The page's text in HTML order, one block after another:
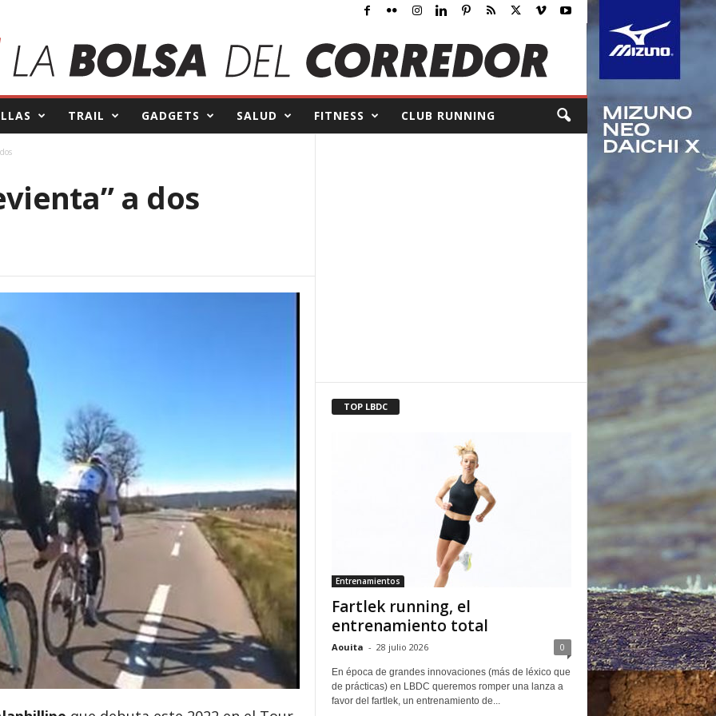
TRAIL GADGETS SALUD FITNESS CLUB RUNNING
a dos
TOP LBDC
Entrenamientos
Fartlek running, el
entrenamiento total
Aouita - 28 julio 2026 0
En época de grandes innovaciones (más de léxico que
de prácticas) en LBDC queremos romper una lanza a
favor del fartlek, un entrenamiento de...